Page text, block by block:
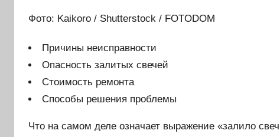
Фото: Kaikoro / Shutterstock / FOTODOM
Причины неисправности
Опасность залитых свечей
Стоимость ремонта
Способы решения проблемы
Что на самом деле означает выражение «залило